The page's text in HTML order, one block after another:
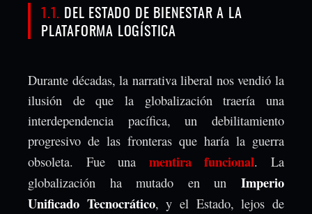
1.1. DEL ESTADO DE BIENESTAR A LA
PLATAFORMA LOGÍSTICA
Durante décadas, la narrativa liberal nos vendió la
ilusión de que la globalización traería una
interdependencia pacífica, un debilitamiento
progresivo de las fronteras que haría la guerra
obsoleta. Fue una mentira funcional. La
globalización ha mutado en un Imperio
Unificado Tecnocrático, y el Estado, lejos de